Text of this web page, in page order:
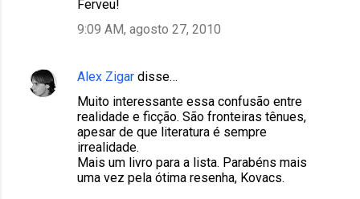
Ferveu!
9:09 AM, agosto 27, 2010
Alex Zigar disse…
Muito interessante essa confusão entre
realidade e ficção. São fronteiras tênues,
apesar de que literatura é sempre
irrealidade.
Mais um livro para a lista. Parabéns mais
uma vez pela ótima resenha, Kovacs.